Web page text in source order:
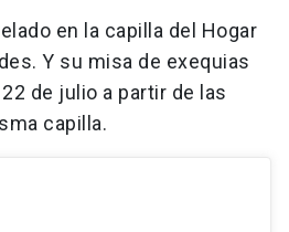
en la capilla del Hogar
Y su misa de exequias
de julio a partir de las
capilla.